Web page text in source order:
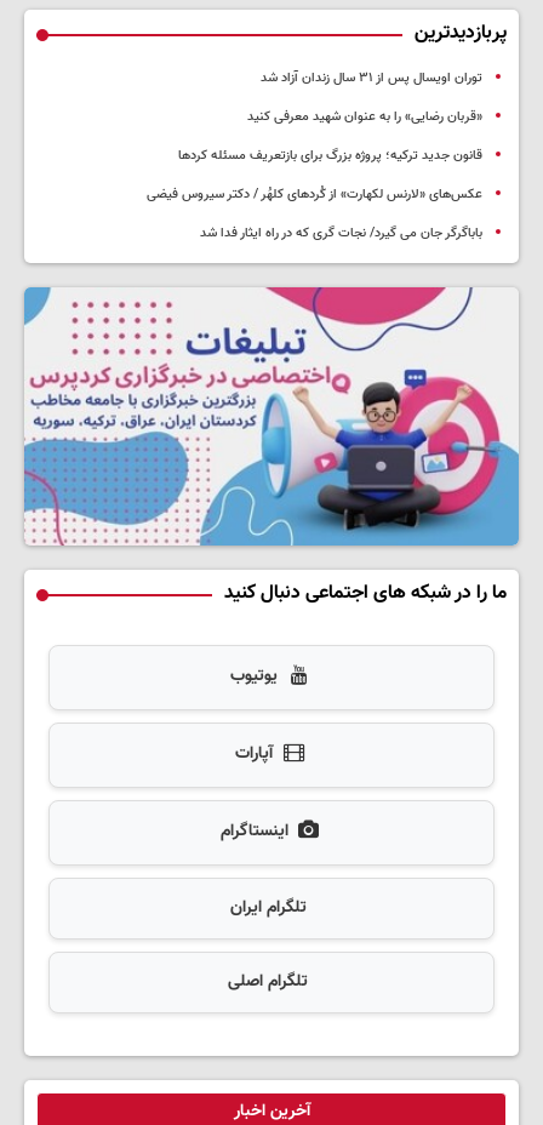
پربازدیدترین
توران اویسال پس از ۳۱ سال زندان آزاد شد
«قربان رضایی» را به عنوان شهید معرفی کنید
قانون جدید ترکیه؛ پروژه بزرگ‌ برای بازتعریف مسئله کردها
عکس‌های «لارنس لکهارت» از کُردهای کلهُر / دکتر سیروس فیضی
باباگرگر جان می گیرد/ نجات گری که در راه ایثار فدا شد
ما را در شبکه های اجتماعی دنبال کنید
یوتیوب
آپارات
اینستاگرام
تلگرام ایران
تلگرام اصلی
آخرین اخبار